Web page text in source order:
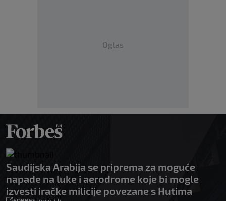
Oglas
Saudijska Arabija se priprema za moguće
napade na luke i aerodrome koje bi mogle
izvesti iračke milicije povezane s Hutima